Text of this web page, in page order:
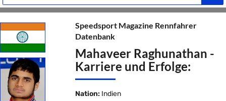
Speedsport Magazine Rennfahrer
Datenbank
Mahaveer Raghunathan -
Karriere und Erfolge:
Nation: Indien